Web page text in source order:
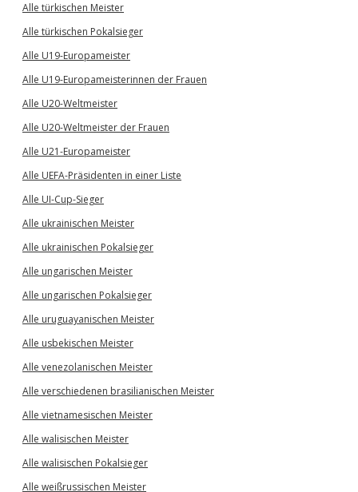
Alle türkischen Meister
Alle türkischen Pokalsieger
Alle U19-Europameister
Alle U19-Europameisterinnen der Frauen
Alle U20-Weltmeister
Alle U20-Weltmeister der Frauen
Alle U21-Europameister
Alle UEFA-Präsidenten in einer Liste
Alle UI-Cup-Sieger
Alle ukrainischen Meister
Alle ukrainischen Pokalsieger
Alle ungarischen Meister
Alle ungarischen Pokalsieger
Alle uruguayanischen Meister
Alle usbekischen Meister
Alle venezolanischen Meister
Alle verschiedenen brasilianischen Meister
Alle vietnamesischen Meister
Alle walisischen Meister
Alle walisischen Pokalsieger
Alle weißrussischen Meister